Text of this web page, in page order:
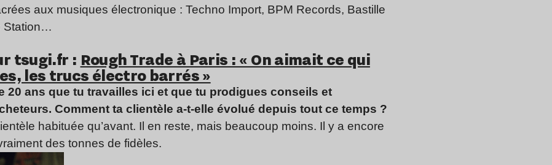
aux musiques électronique : Techno Import, BPM Records, Bastille
Station…
tsugi.fr : Rough Trade à Paris : « On aimait ce qui
les trucs électro barrés »
20 ans que tu travailles ici et que tu prodigues conseils et
Comment ta clientèle a-t-elle évolué depuis tout ce temps ?
habituée qu’avant. Il en reste, mais beaucoup moins. Il y a encore
des tonnes de fidèles.